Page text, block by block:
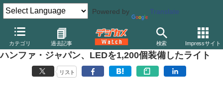
Powered by Translate
カテゴリ 過去記事 検索 Impressサイト
デジカメ Watch 撮影用品 ストロボ（フラッシュ） その他
ハンファ・ジャパン、LEDを1,200個装備したライト
リスト